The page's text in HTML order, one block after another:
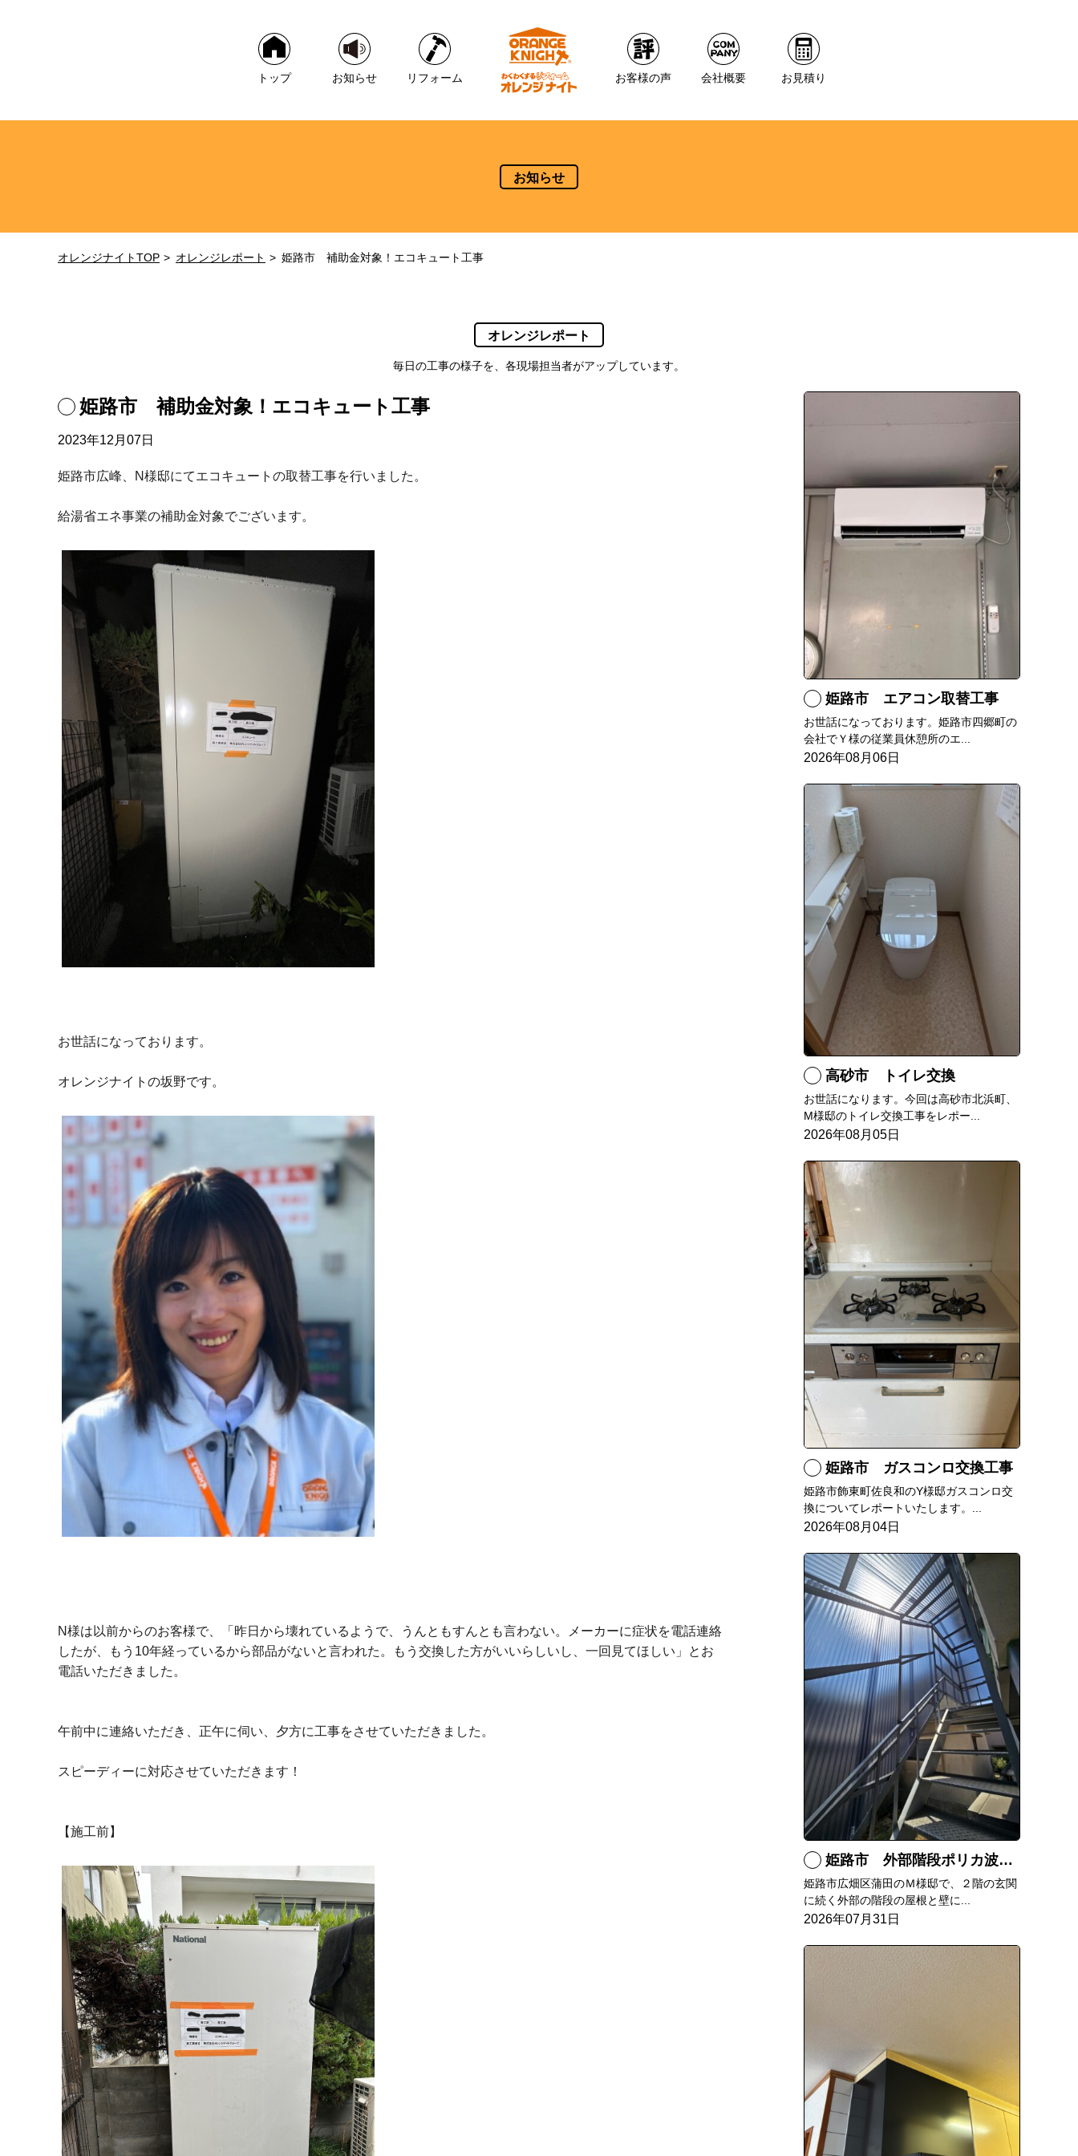
トップ お知らせ リフォーム お客様の声 会社概要 お見積り
お知らせ
オレンジナイトTOP オレンジレポート 姫路市 補助金対象！エコキュート工事
オレンジレポート
毎日の工事の様子を、各現場担当者がアップしています。
姫路市 補助金対象！エコキュート工事
2023年12月07日
姫路市広峰、N様邸にてエコキュートの取替工事を行いました。
給湯省エネ事業の補助金対象でございます。
お世話になっております。
オレンジナイトの坂野です。
N様は以前からのお客様で、「昨日から壊れているようで、うんともすんとも言わない。メーカーに症状を電話連絡
したが、もう10年経っているから部品がないと言われた。もう交換した方がいいらしいし、一回見てほしい」とお
電話いただきました。
午前中に連絡いただき、正午に伺い、夕方に工事をさせていただきました。
スピーディーに対応させていただきます！
【施工前】
姫路市 エアコン取替工事
お世話になっております。姫路市四郷町の
会社でＹ様の従業員休憩所のエ...
2026年08月06日
高砂市 トイレ交換
お世話になります。今回は高砂市北浜町、
M様邸のトイレ交換工事をレポー...
2026年08月05日
姫路市 ガスコンロ交換工事
姫路市飾東町佐良和のY様邸ガスコンロ交
換についてレポートいたします。...
2026年08月04日
姫路市 外部階段ポリカ波板張替工事
姫路市広畑区蒲田のＭ様邸で、２階の玄関
に続く外部の階段の屋根と壁に...
2026年07月31日